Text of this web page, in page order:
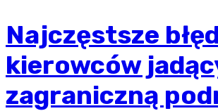
Najczęstsze
kierowców
zagraniczną